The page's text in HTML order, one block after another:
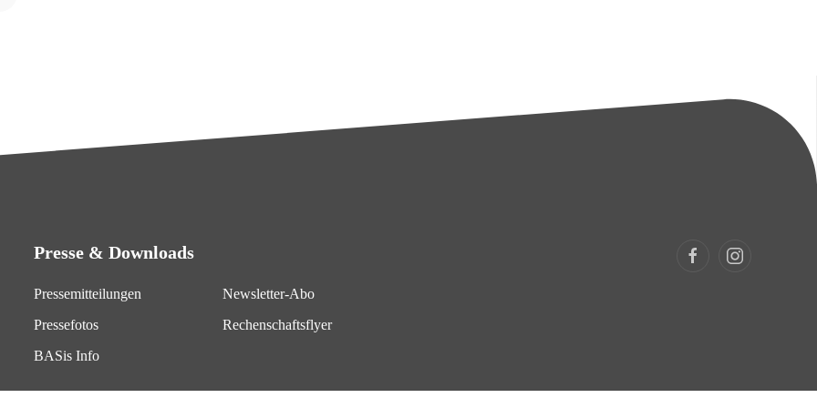
Presse & Downloads
Pressemitteilungen
Pressefotos
BASis Info
Newsletter-Abo
Rechenschaftsflyer